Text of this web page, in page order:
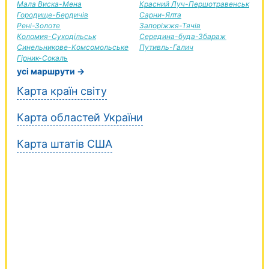
Мала Виска-Мена
Городище-Бердичів
Рені-Золоте
Коломия-Суходільськ
Синельникове-Комсомольське
Гірник-Сокаль
Красний Луч-Першотравенськ
Сарни-Ялта
Запоріжжя-Тячів
Середина-буда-Збараж
Путивль-Галич
усі маршрути →
Карта країн світу
Карта областей України
Карта штатів США